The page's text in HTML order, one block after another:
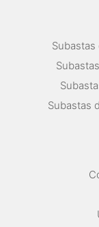
Subastas